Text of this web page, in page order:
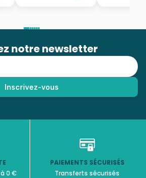
notre newsletter
0 €
PAIEMENTS SÉCURISÉS
Transferts sécurisés